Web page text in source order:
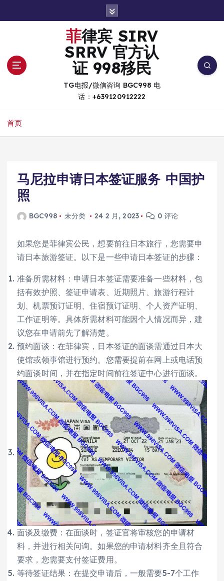
菲律宾 SIRV
SRRV 官方认
证 998移民
TG电报/微信咨询 BGC998 电
话：+639120912222
首页
马尼拉申请日本签证服务 中国护
照
BGC998 未分类 24 2 月, 2023 0 评论
如果您是菲律宾公民，想要前往日本旅行，您需要申
请日本旅游签证。以下是一些申请日本签证的步骤：
准备所需材料：申请日本签证需要准备一些材料，包
括有效护照、签证申请表、近期照片、旅游行程计
划、机票预订证明、住宿预订证明、个人资产证明、
工作证明等。具体所需材料可能因个人情况而异，建
议您在申请前先了解清楚。
预约面谈：在菲律宾，日本签证的面谈需通过日本大
使馆或领事馆进行预约。您需要提前在网上或电话预
约面谈时间，并在指定时间前往签证中心进行面谈。
面谈及缴费：在面谈时，签证官将审核您的申请材
料，并进行相关问询。如果您的申请材料齐全且符合
要求，您需要支付签证费用。
等待签证结果：在提交申请后，一般需要5-7个工作